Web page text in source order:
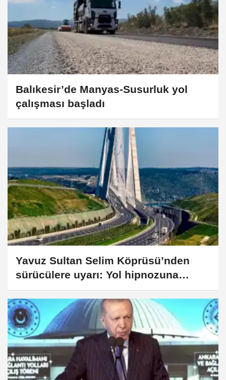
Balıkesir’de Manyas-Susurluk yol
çalışması başladı
Yavuz Sultan Selim Köprüsü’nden
sürücülere uyarı: Yol hipnozuna
dikkat!